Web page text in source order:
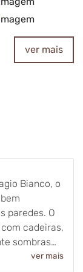
ver mais
Bianco, o
paredes. O
cadeiras,
sombras
ver mais